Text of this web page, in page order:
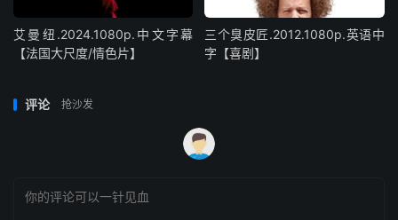
艾曼纽.2024.1080p.中文字幕
【法国大尺度/情色片】
三个臭皮匠.2012.1080p.英语中
字【喜剧】
评论 抢沙发